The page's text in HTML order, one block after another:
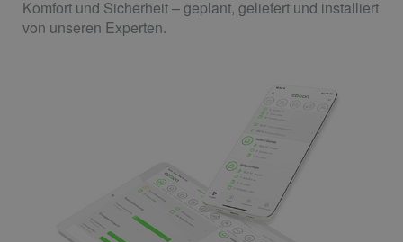
Komfort und Sicherheit – geplant, geliefert und installiert
von unseren Experten.